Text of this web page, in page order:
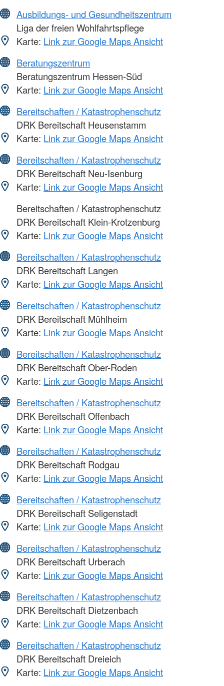
Ausbildungs- und Gesundheitszentrum
Liga der freien Wohlfahrtspflege
Karte: Link zur Google Maps Ansicht
Beratungszentrum
Beratungszentrum Hessen-Süd
Karte: Link zur Google Maps Ansicht
Bereitschaften / Katastrophenschutz
DRK Bereitschaft Heusenstamm
Karte: Link zur Google Maps Ansicht
Bereitschaften / Katastrophenschutz
DRK Bereitschaft Neu-Isenburg
Karte: Link zur Google Maps Ansicht
Bereitschaften / Katastrophenschutz
DRK Bereitschaft Klein-Krotzenburg
Karte: Link zur Google Maps Ansicht
Bereitschaften / Katastrophenschutz
DRK Bereitschaft Langen
Karte: Link zur Google Maps Ansicht
Bereitschaften / Katastrophenschutz
DRK Bereitschaft Mühlheim
Karte: Link zur Google Maps Ansicht
Bereitschaften / Katastrophenschutz
DRK Bereitschaft Ober-Roden
Karte: Link zur Google Maps Ansicht
Bereitschaften / Katastrophenschutz
DRK Bereitschaft Offenbach
Karte: Link zur Google Maps Ansicht
Bereitschaften / Katastrophenschutz
DRK Bereitschaft Rodgau
Karte: Link zur Google Maps Ansicht
Bereitschaften / Katastrophenschutz
DRK Bereitschaft Seligenstadt
Karte: Link zur Google Maps Ansicht
Bereitschaften / Katastrophenschutz
DRK Bereitschaft Urberach
Karte: Link zur Google Maps Ansicht
Bereitschaften / Katastrophenschutz
DRK Bereitschaft Dietzenbach
Karte: Link zur Google Maps Ansicht
Bereitschaften / Katastrophenschutz
DRK Bereitschaft Dreieich
Karte: Link zur Google Maps Ansicht